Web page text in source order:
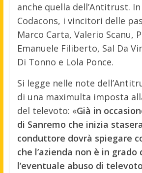
anche quella dell’Antitrust.
Codacons, i vincitori delle
Marco Carta, Valerio Scanu,
Emanuele Filiberto, Sal Da
Di Tonno e Lola Ponce.
Si legge nelle note
di una maximulta imposta
del televoto: «Già in
di Sanremo che inizia
conduttore dovrà spiegare
che l’azienda non è in grado
l’eventuale abuso di